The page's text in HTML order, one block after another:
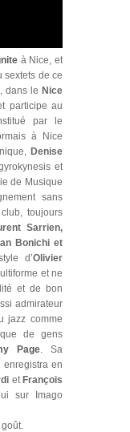
à Nice, et
sextets de ce
dans le Nice
participe au
par le
à Nice
Denise
et
de Musique
sans
toujours
Sarrien,
Bonichi et
d’Olivier
et ne
et de bon
admirateur
jazz comme
que de gens
Page
Sa
enregistra en
etFrançois
sur Imago